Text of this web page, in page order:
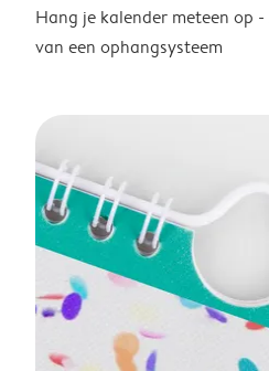
Hang je kalender meteen op
van een ophangsysteem